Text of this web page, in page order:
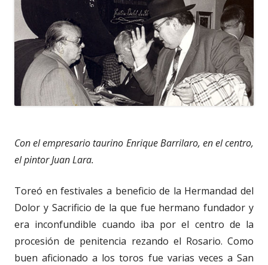
Con el empresario taurino Enrique Barrilaro, en el centro,
el pintor Juan Lara.
Toreó en festivales a beneficio de la Hermandad del
Dolor y Sacrificio de la que fue hermano fundador y
era inconfundible cuando iba por el centro de la
procesión de penitencia rezando el Rosario. Como
buen aficionado a los toros fue varias veces a San